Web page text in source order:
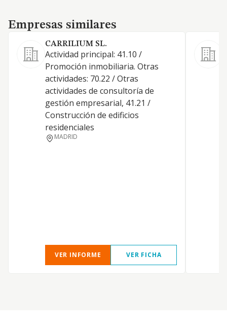
Empresas similares
Empresas similares
CARRILIUM SL.
Actividad principal: 41.10 /
Promoción inmobiliaria. Otras
actividades: 70.22 / Otras
actividades de consultoría de
gestión empresarial, 41.21 /
Construcción de edificios
residenciales
MADRID
VER INFORME VER FICHA